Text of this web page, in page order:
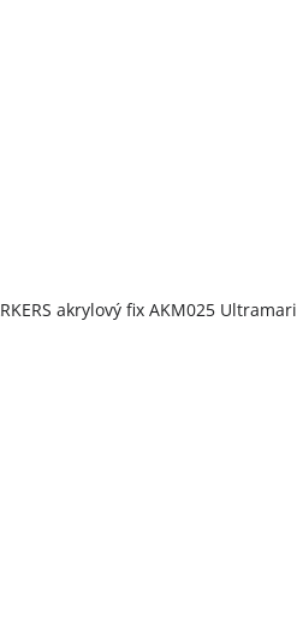
akrylový fix AKM025